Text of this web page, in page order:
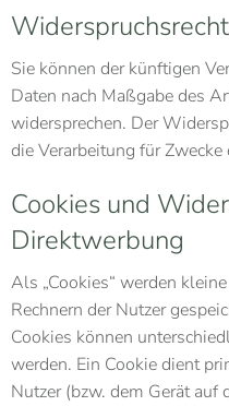
Widerspruchsrecht
Sie können der künftigen
Daten nach Maßgabe des
widersprechen. Der
die Verarbeitung für
Cookies und
Direktwerbung
Als „Cookies“ werden
Rechnern der Nutzer
Cookies können
werden. Ein Cookie dient
Nutzer (bzw. dem Gerät auf